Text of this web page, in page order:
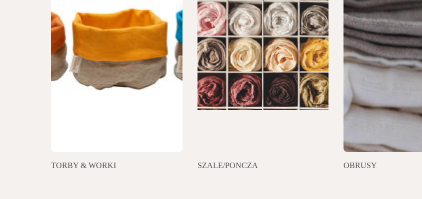
TORBY & WORKI SZALE/PONCZA OBRUSY